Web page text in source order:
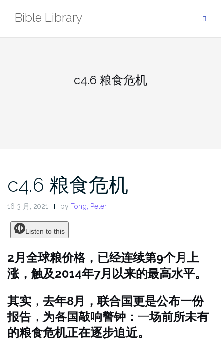
Bible Library
c4.6 粮食危机
c4.6 粮食危机
16 3 月, 2021 by Tong, Peter
Listen to this
2月全球粮价格，已经连续第9个月上
涨，触及2014年7月以来的最高水平。
其实，去年8月，联合国更是公布一份
报告，为各国敲响警钟：一场前所未有
的粮食危机正在逐步迫近。